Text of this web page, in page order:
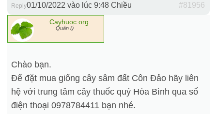
01/10/2022 vào lúc 9:48 Chiều #81956
Reply
Cayhuoc org
Quản lý
Chào bạn.
Để đặt mua giống cây sâm đất Côn Đảo hãy liên
hệ với trung tâm cây thuốc quý Hòa Bình qua số
điện thoại 0978784411 bạn nhé.